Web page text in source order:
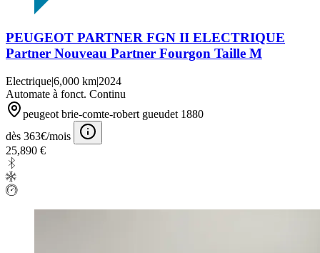
PEUGEOT PARTNER FGN II ELECTRIQUE
Partner Nouveau Partner Fourgon Taille M
Electrique|6,000 km|2024
Automate à fonct. Continu
peugeot brie-comte-robert gueudet 1880
dès 363€/mois
25,890 €